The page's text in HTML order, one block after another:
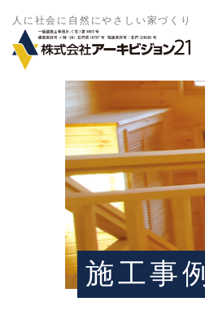
人に社会に自然にやさしい家づくり
施工事例